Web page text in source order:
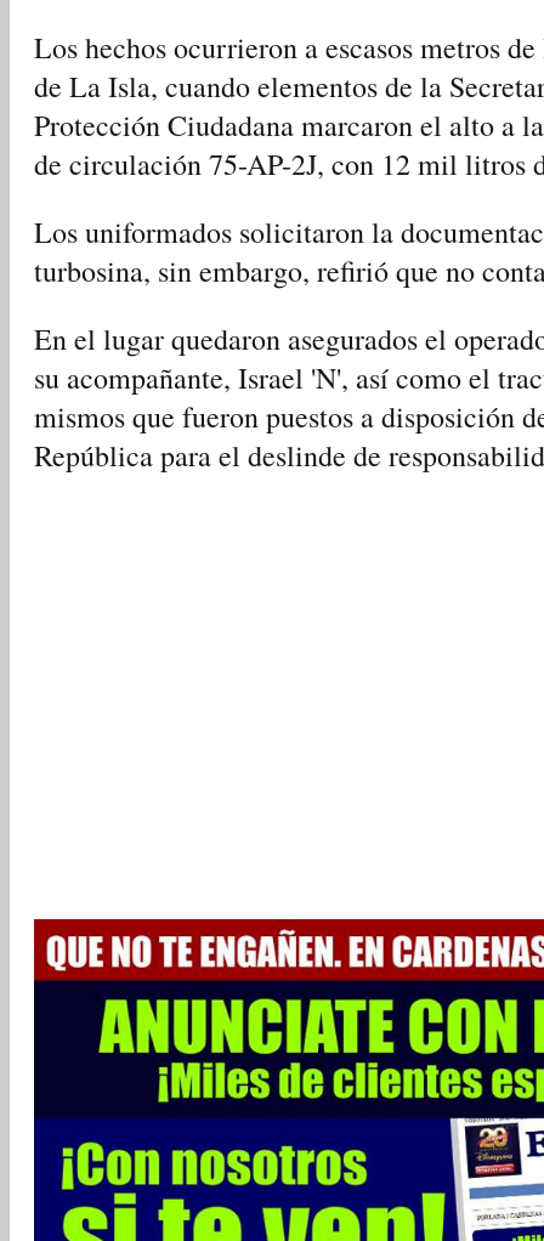
Los hechos ocurrieron a escasos metros
de La Isla, cuando elementos de la
Protección Ciudadana marcaron el alto a
de circulación 75-AP-2J, con 12 mil litros
Los uniformados solicitaron la
turbosina, sin embargo, refirió que no
En el lugar quedaron asegurados el
su acompañante, Israel 'N', así como el
mismos que fueron puestos a disposición
República para el deslinde de